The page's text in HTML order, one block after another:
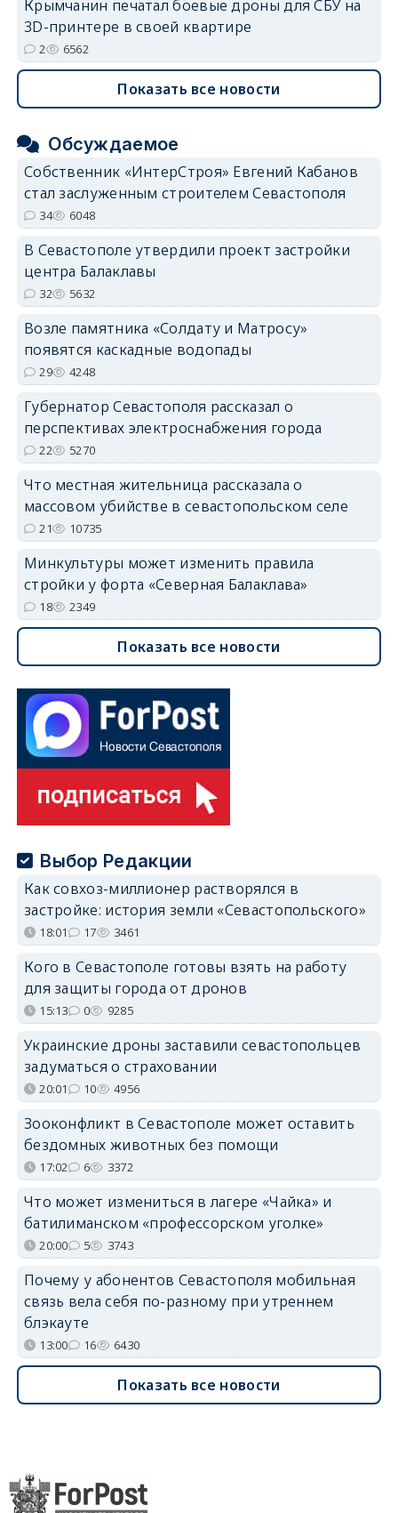
Крымчанин печатал боевые дроны для СБУ на
3D-принтере в своей квартире
2 6562
Показать все новости
Обсуждаемое
Собственник «ИнтерСтроя» Евгений Кабанов
стал заслуженным строителем Севастополя
34 6048
В Севастополе утвердили проект застройки
центра Балаклавы
32 5632
Возле памятника «Солдату и Матросу»
появятся каскадные водопады
29 4248
Губернатор Севастополя рассказал о
перспективах электроснабжения города
22 5270
Что местная жительница рассказала о
массовом убийстве в севастопольском селе
21 10735
Минкультуры может изменить правила
стройки у форта «Северная Балаклава»
18 2349
Показать все новости
Выбор Редакции
Как совхоз-миллионер растворялся в
застройке: история земли «Севастопольского»
18:01 17 3461
Кого в Севастополе готовы взять на работу
для защиты города от дронов
15:13 0 9285
Украинские дроны заставили севастопольцев
задуматься о страховании
20:01 10 4956
Зооконфликт в Севастополе может оставить
бездомных животных без помощи
17:02 6 3372
Что может измениться в лагере «Чайка» и
батилиманском «профессорском уголке»
20:00 5 3743
Почему у абонентов Севастополя мобильная
связь вела себя по-разному при утреннем
блэкауте
13:00 16 6430
Показать все новости